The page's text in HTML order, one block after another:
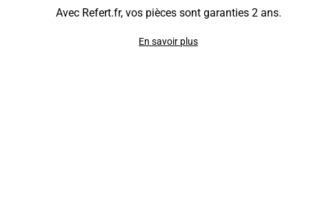
Avec Refert.fr, vos pièces sont garanties 2 ans.
En savoir plus